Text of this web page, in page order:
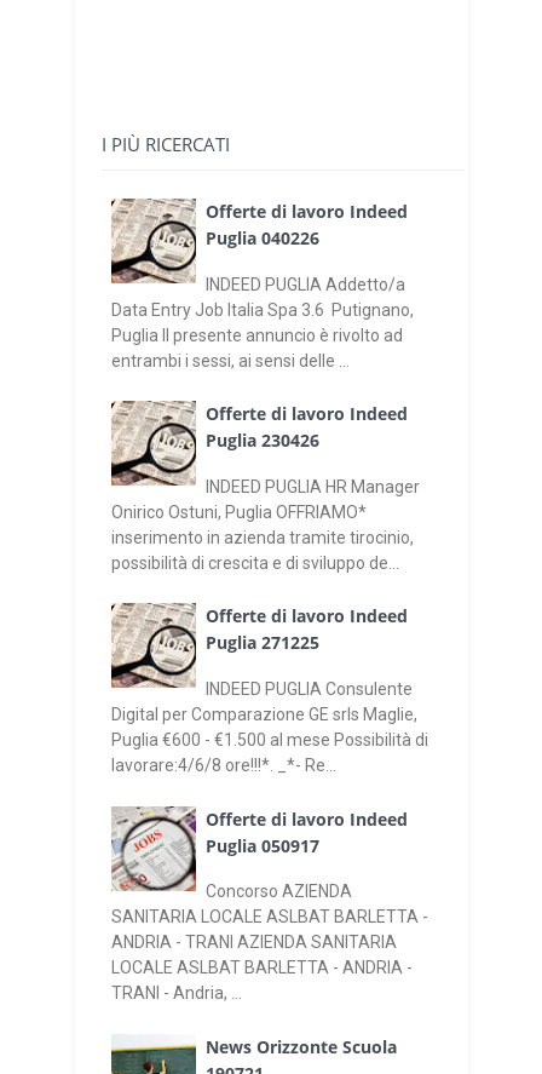
I PIÙ RICERCATI
Offerte di lavoro Indeed
Puglia 040226
INDEED PUGLIA Addetto/a
Data Entry Job Italia Spa 3.6 Putignano,
Puglia Il presente annuncio è rivolto ad
entrambi i sessi, ai sensi delle ...
Offerte di lavoro Indeed
Puglia 230426
INDEED PUGLIA HR Manager
Onirico Ostuni, Puglia OFFRIAMO*
inserimento in azienda tramite tirocinio,
possibilità di crescita e di sviluppo de...
Offerte di lavoro Indeed
Puglia 271225
INDEED PUGLIA Consulente
Digital per Comparazione GE srls Maglie,
Puglia €600 - €1.500 al mese Possibilità di
lavorare:4/6/8 ore!!!*. _*- Re...
Offerte di lavoro Indeed
Puglia 050917
Concorso AZIENDA
SANITARIA LOCALE ASLBAT BARLETTA -
ANDRIA - TRANI AZIENDA SANITARIA
LOCALE ASLBAT BARLETTA - ANDRIA -
TRANI - Andria, ...
News Orizzonte Scuola